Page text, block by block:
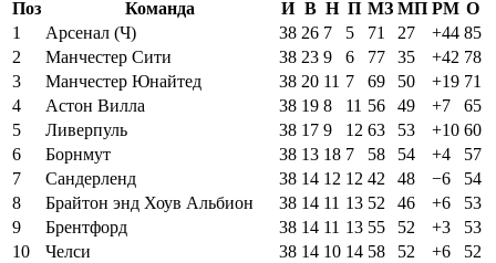
Поз
Команда И В Н П МЗ МП РМ О
1
Арсенал (Ч) 38 26 7 5 71 27 +44 85
2
Манчестер Сити 38 23 9 6 77 35 +42 78
3
Манчестер Юнайтед 38 20 11 7 69 50 +19 71
4
Астон Вилла 38 19 8 11 56 49 +7
65
5
Ливерпуль 38 17 9 12 63 53 +10 60
6
Борнмут 38 13 18 7 58 54 +4
57
7
Сандерленд 38 14 12 12 42 48 −6
54
8
Брайтон энд Хоув Альбион 38 14 11 13 52 46 +6
53
9
Брентфорд 38 14 11 13 55 52 +3
53
10
Челси 38 14 10 14 58 52 +6
52